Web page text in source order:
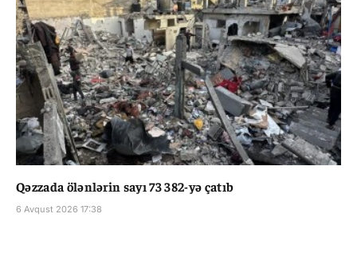
Qəzzada ölənlərin sayı 73 382-yə çatıb
6 Avqust 2026 17:38